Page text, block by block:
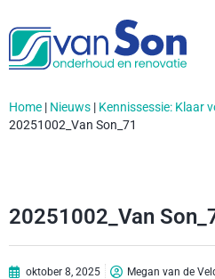
Home | Nieuws | Kennissessie: Klaar
20251002_Van Son_71
20251002_Van
oktober 8, 2025 Megan van de